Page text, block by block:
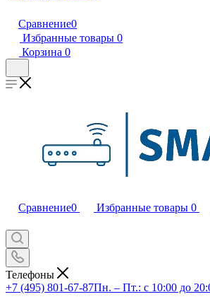
Сравнение0
Избранные товары 0
Корзина 0
Сравнение0 Избранные товары 0
Телефоны
+7 (495) 801-67-87Пн. – Пт.: с 10:00 до